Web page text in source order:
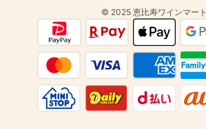
© 2025 恵比寿ワインマート